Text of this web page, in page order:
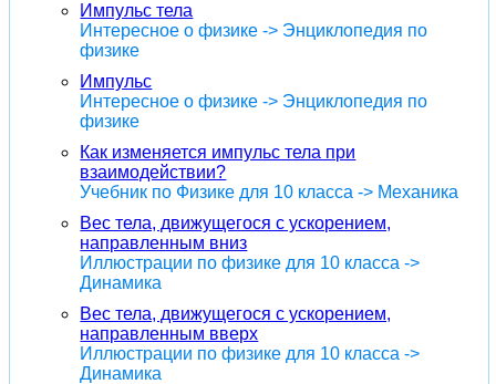
Импульс тела
Интересное о физике -> Энциклопедия по
физике
Импульс
Интересное о физике -> Энциклопедия по
физике
Как изменяется импульс тела при
взаимодействии?
Учебник по Физике для 10 класса -> Механика
Вес тела, движущегося с ускорением,
направленным вниз
Иллюстрации по физике для 10 класса ->
Динамика
Вес тела, движущегося с ускорением,
направленным вверх
Иллюстрации по физике для 10 класса ->
Динамика